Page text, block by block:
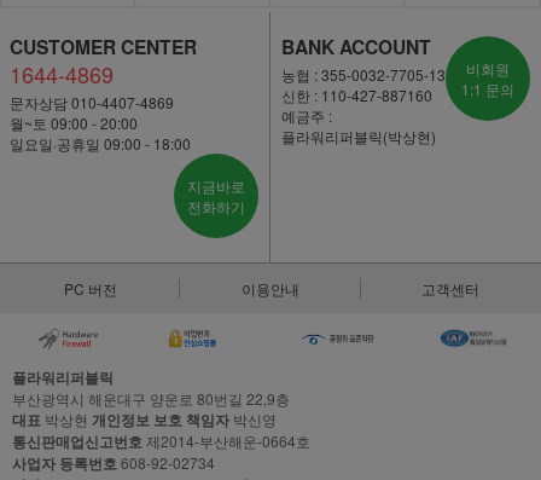
CUSTOMER CENTER
1644-4869
문자상담 010-4407-4869
월~토 09:00 - 20:00
일요일·공휴일 09:00 - 18:00
지금바로
전화하기
BANK ACCOUNT
농협 : 355-0032-7705-13
신한 : 110-427-887160
예금주 :
플라워리퍼블릭(박상현)
비회원
1:1 문의
PC 버전 이용안내 고객센터
플라워리퍼블릭
부산광역시 해운대구 양운로 80번길 22,9층
대표 박상현 개인정보 보호 책임자 박신영
통신판매업신고번호 제2014-부산해운-0664호
사업자 등록번호 608-92-02734